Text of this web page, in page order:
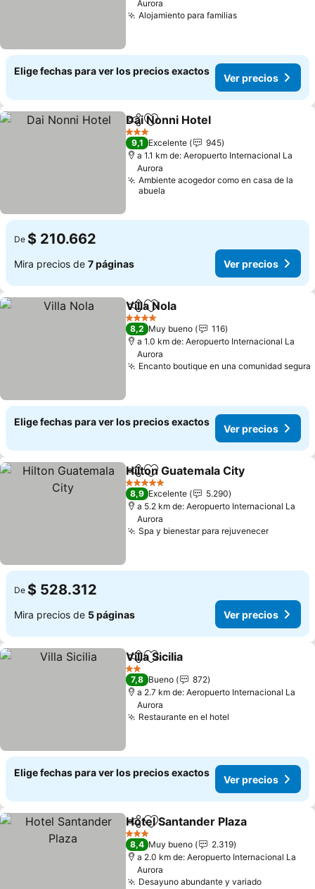
Aurora
Alojamiento para familiasVer precios
Elige fechas para ver los precios exactos
Ver precios
CompartirAgregar a favoritos
Dai Nonni Hotel
3 Estrellas
9,1 Excelente
945
a 1.1 km de: Aeropuerto Internacional La
Aurora
Ambiente acogedor como en casa de la
abuela
De $ 210.662
Mira precios de 7 páginas Ver precios
CompartirAgregar a favoritos
Villa Nola
4 Estrellas
8,2 Muy bueno
116
a 1.0 km de: Aeropuerto Internacional La
Aurora
Encanto boutique en una comunidad segura
Elige fechas para ver los precios exactos
Ver precios
CompartirAgregar a favoritos
Hilton Guatemala City
5 Estrellas
8,9 Excelente
5.290
a 5.2 km de: Aeropuerto Internacional La
Aurora
Spa y bienestar para rejuvenecerVer
De $ 528.312
Mira precios de 5 páginas Ver precios
CompartirAgregar a favoritos
Villa Sicilia
2 Estrellas
7,8 Bueno
872
a 2.7 km de: Aeropuerto Internacional La
Aurora
Restaurante en el hotel
Elige fechas para ver los precios exactos
Ver precios
CompartirAgregar a favoritos
Hotel Santander Plaza
3 Estrellas
8,4 Muy bueno
2.319
a 2.0 km de: Aeropuerto Internacional La
Aurora
Desayuno abundante y variadoVer